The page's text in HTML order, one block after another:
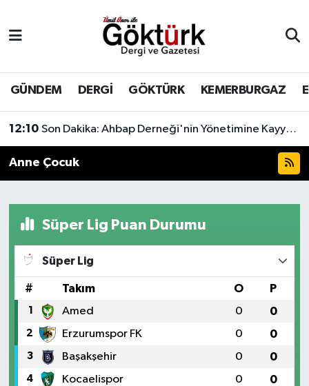
GÜNDEM DERGİ GÖKTÜRK KEMERBURGAZ
12:10 Son Dakika: Ahbap Derneği'nin Yönetimine Kayyum Atandı
Anne Çocuk
Süper Lig Puan Durumu
Süper Lig
# Takım O P
1 Amed 0 0
2 Erzurumspor FK 0 0
3 Başakşehir 0 0
4 Kocaelispor 0 0
BİLİM
DERGİ
DÜNYA
EKONOMİ
GÖKTÜRK
KEMERBURGAZ
KÜLTÜR - SANAT
Eyüpsultan Hava Durumu
Eyüpsultan Trafik Yoğunluk Haritası
Süper Lig Puan Durumu ve Fikstür
Tüm Manşetler
Haber Arşivi